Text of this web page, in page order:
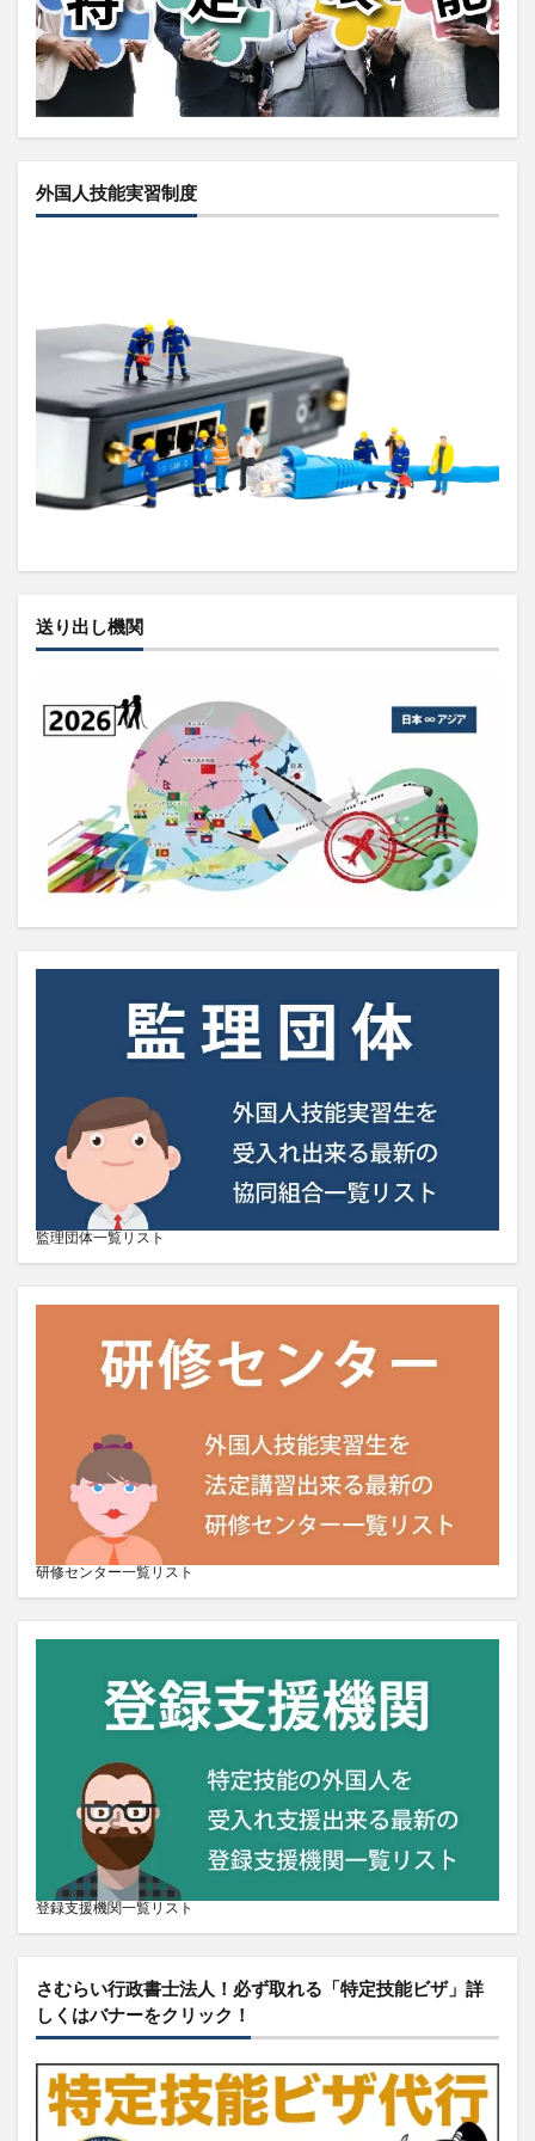
外国人技能実習制度
送り出し機関
監理団体一覧リスト
研修センター一覧リスト
登録支援機関一覧リスト
さむらい行政書士法人！必ず取れる「特定技能ビザ」詳
しくはバナーをクリック！